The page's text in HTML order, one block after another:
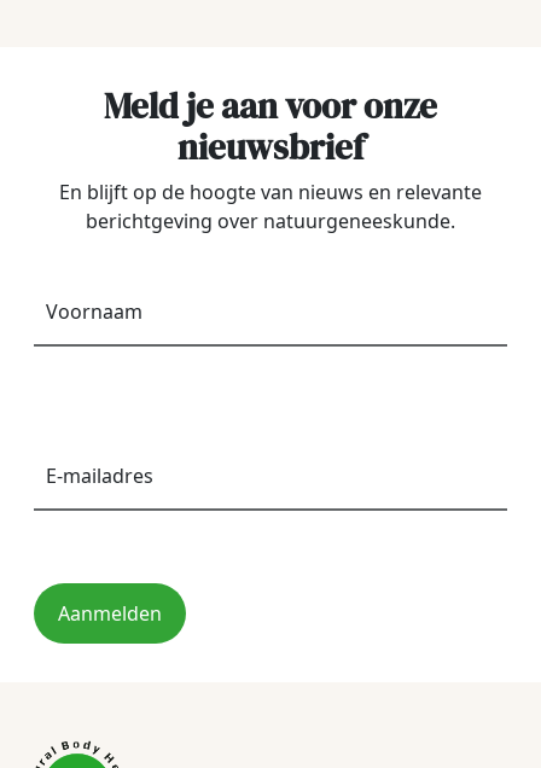
Meld je aan voor onze
nieuwsbrief
En blijft op de hoogte van nieuws en relevante
berichtgeving over natuurgeneeskunde.
Aanmelden